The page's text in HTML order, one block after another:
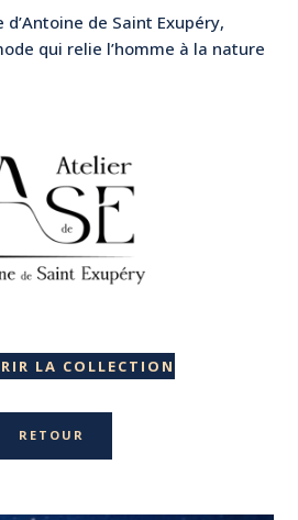
de Saint Exupéry,
qui relie l’homme à la nature
LA COLLECTION
RETOUR